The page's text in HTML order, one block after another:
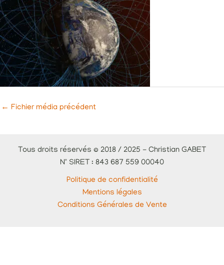
← Fichier média précédent
Tous droits réservés © 2018 / 2025 - Christian GABET
N° SIRET : 843 687 559 00040
Politique de confidentialité
Mentions légales
Conditions Générales de Vente